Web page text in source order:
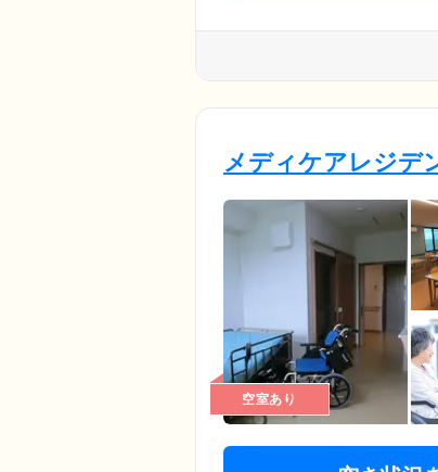
メディケアレジデ
空室あり